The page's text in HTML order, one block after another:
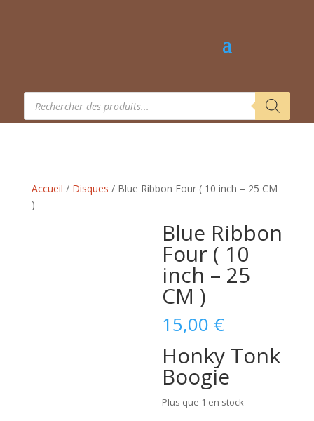
Recherche
produits
Accueil / Disques / Blue Ribbon Four ( 10 inch – 25 CM
)
Blue Ribbon
Four ( 10
inch – 25
CM )
15,00 €
Honky Tonk
Boogie
Plus que 1 en stock